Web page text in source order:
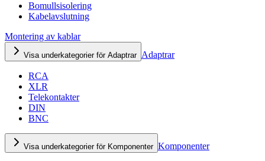
Bomullsisolering
Kabelavslutning
Montering av kablar
Visa underkategorier för Adaptrar Adaptrar
RCA
XLR
Telekontakter
DIN
BNC
Visa underkategorier för Komponenter Komponenter